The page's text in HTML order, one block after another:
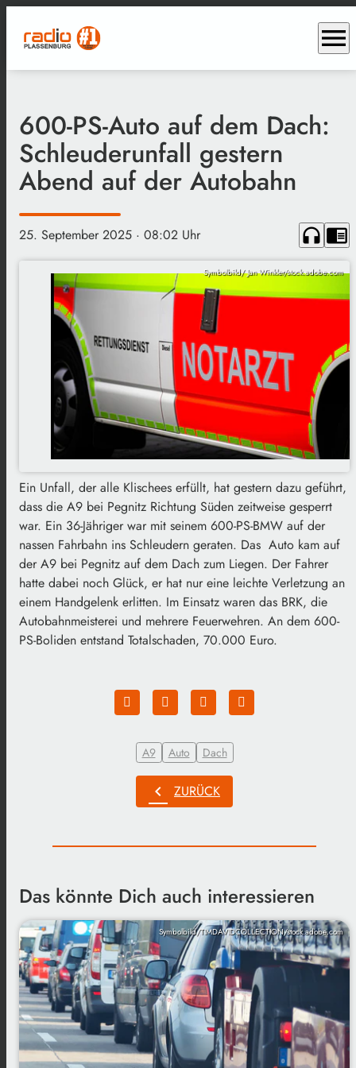
menu
600-PS-Auto auf dem Dach:
Schleuderunfall gestern
Abend auf der Autobahn
25. September 2025 · 08:02 Uhr headphones chrome_reader_mode
Symbolbild/ Jan Winkler/stock.adobe.com
Ein Unfall, der alle Klischees erfüllt, hat gestern dazu geführt,
dass die A9 bei Pegnitz Richtung Süden zeitweise gesperrt
war. Ein 36-Jähriger war mit seinem 600-PS-BMW auf der
nassen Fahrbahn ins Schleudern geraten. Das Auto kam auf
der A9 bei Pegnitz auf dem Dach zum Liegen. Der Fahrer
hatte dabei noch Glück, er hat nur eine leichte Verletzung an
einem Handgelenk erlitten. Im Einsatz waren das BRK, die
Autobahnmeisterei und mehrere Feuerwehren. An dem 600-
PS-Boliden entstand Totalschaden, 70.000 Euro.
A9 Auto Dach
chevron_left ZURÜCK
Das könnte Dich auch interessieren
Symbolbild/TIMDAVIDCOLLECTION/stock.adobe.com